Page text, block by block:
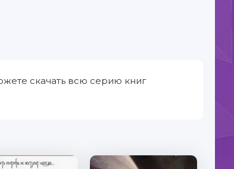
скачать всю серию книг